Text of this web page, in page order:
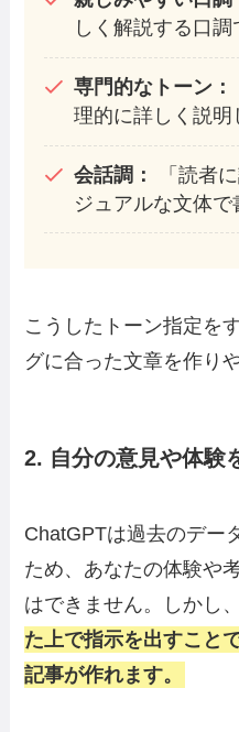
しく解説する口調
専門的なトーン：
理的に詳しく説明
会話調：
「読者
ジュアルな文体で
こうしたトーン指定を
グに合った文章を作り
2. 自分の意見や体験
ChatGPTは過去のデー
ため、あなたの体験や
はできません。しかし、
た上で指示を出すこと
記事が作れます。